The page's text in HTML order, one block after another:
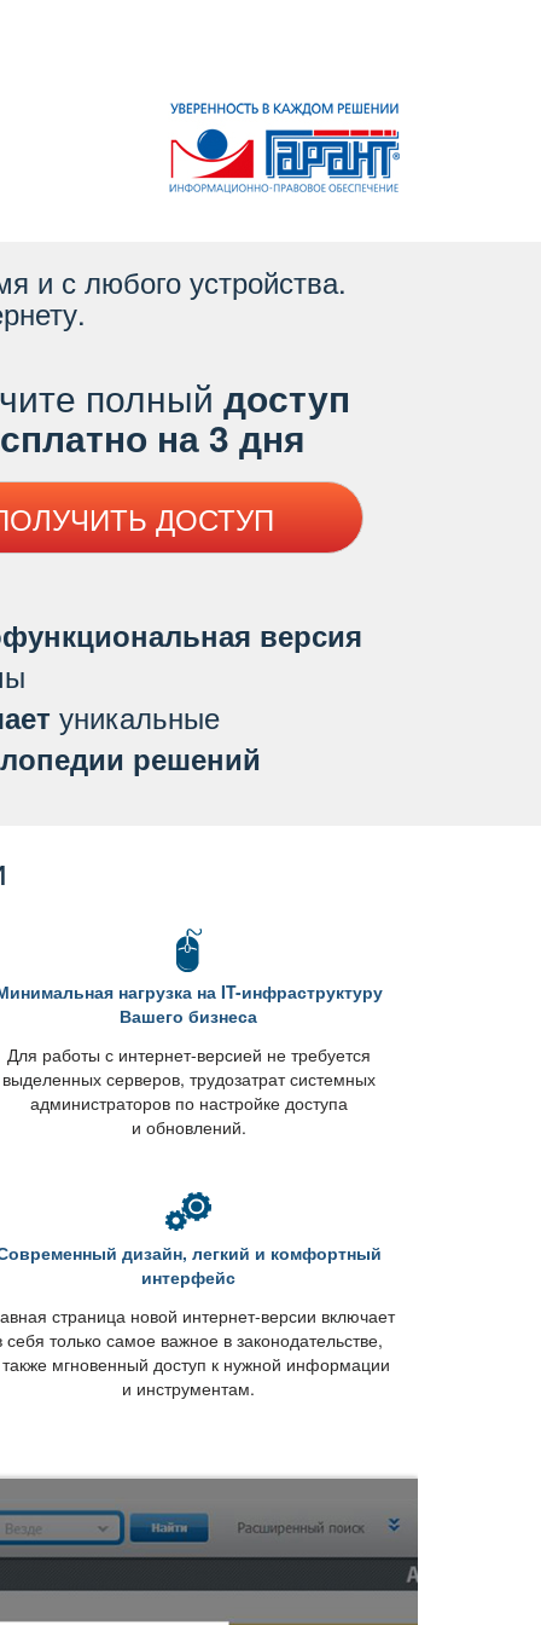
и с любого устройства.
полный доступ
на 3 дня
ДОСТУП
версия
уникальные
решений
нагрузка на IT-инфраструктуру
ашего бизнеса
Для работы с интернет-версией не требуется
ыделенных серверов, трудозатрат системных
администраторов по настройке доступа
и обновлений.
дизайн, легкий и комфортный
интерфейс
страница новой интернет-версии включает
только самое важное в законодательстве,
мгновенный доступ к нужной информации
и инструментам.